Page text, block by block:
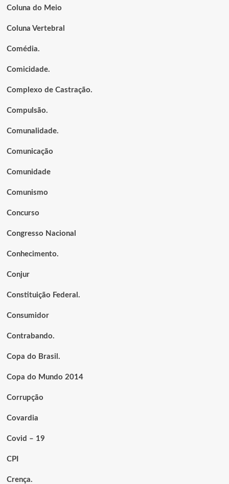
Coluna do Meio
Coluna Vertebral
Comédia.
Comicidade.
Complexo de Castração.
Compulsão.
Comunalidade.
Comunicação
Comunidade
Comunismo
Concurso
Congresso Nacional
Conhecimento.
Conjur
Constituição Federal.
Consumidor
Contrabando.
Copa do Brasil.
Copa do Mundo 2014
Corrupção
Covardia
Covid – 19
CPI
Crença.